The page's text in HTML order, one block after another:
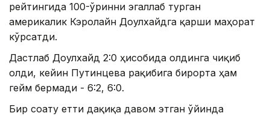
рейтингида 100-ўринни эгаллаб турган
америкалик Кэролайн Доулхайдга қарши маҳорат
кўрсатди.
Дастлаб Доулхайд 2:0 ҳисобида олдинга чиқиб
олди, кейин Путинцева рақибига бирорта ҳам
гейм бермади - 6:2, 6:0.
Бир соату етти дақиқа давом этган ўйинда